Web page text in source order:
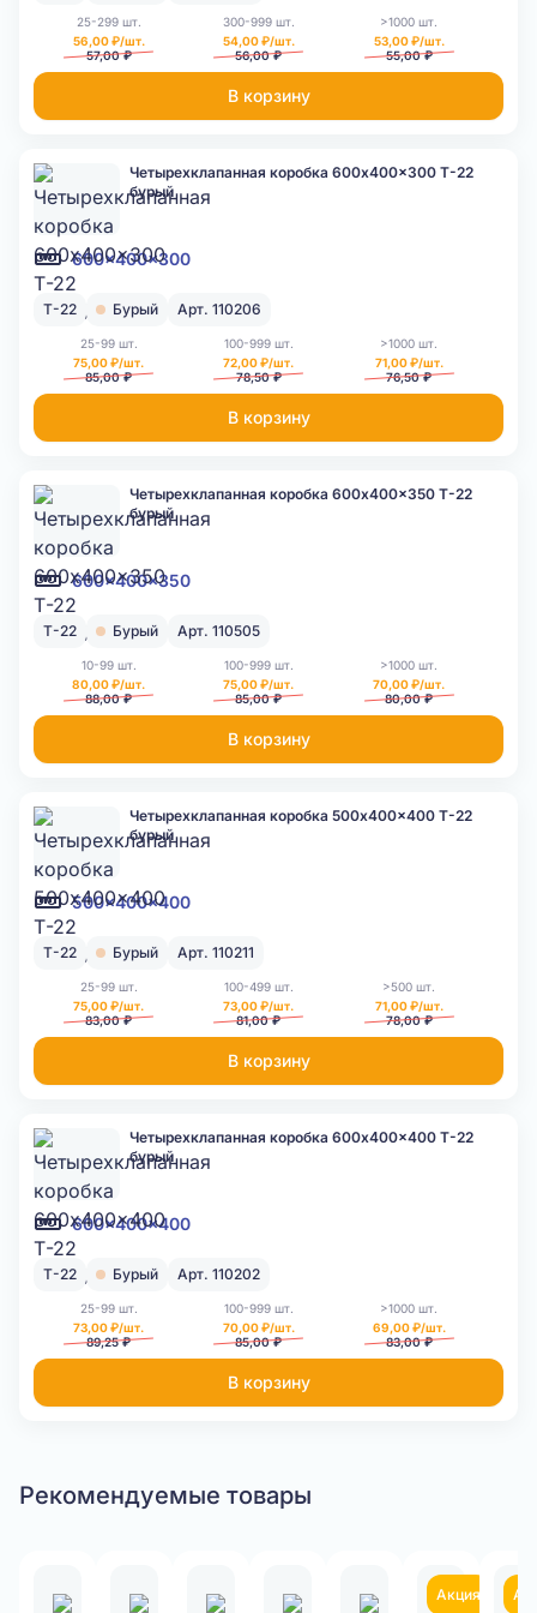
25-299 шт.
56,00 ₽/шт.
57,00 ₽
300-999 шт.
54,00 ₽/шт.
56,00 ₽
>1000 шт.
53,00 ₽/шт.
55,00 ₽
В корзину
600x400x300
Четырехклапанная коробка 600x400x300 Т-22
бурый
Т-22 Бурый Арт. 110206
25-99 шт.
75,00 ₽/шт.
85,00 ₽
100-999 шт.
72,00 ₽/шт.
78,50 ₽
>1000 шт.
71,00 ₽/шт.
76,50 ₽
В корзину
600x400x350
Четырехклапанная коробка 600x400x350 Т-22
бурый
Т-22 Бурый Арт. 110505
10-99 шт.
80,00 ₽/шт.
88,00 ₽
100-999 шт.
75,00 ₽/шт.
85,00 ₽
>1000 шт.
70,00 ₽/шт.
80,00 ₽
В корзину
500x400x400
Четырехклапанная коробка 500x400x400 Т-22
бурый
Т-22 Бурый Арт. 110211
25-99 шт.
75,00 ₽/шт.
83,00 ₽
100-499 шт.
73,00 ₽/шт.
81,00 ₽
>500 шт.
71,00 ₽/шт.
78,00 ₽
В корзину
600x400x400
Четырехклапанная коробка 600x400x400 Т-22
бурый
Т-22 Бурый Арт. 110202
25-99 шт.
73,00 ₽/шт.
89,25 ₽
100-999 шт.
70,00 ₽/шт.
85,00 ₽
>1000 шт.
69,00 ₽/шт.
83,00 ₽
В корзину
Рекомендуемые товары
Акция